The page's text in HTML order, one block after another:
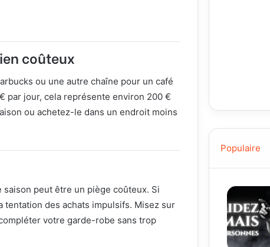
coûteux
ou une autre chaîne pour un café
par jour, cela représente environ 200 €
ou achetez-le dans un endroit moins
peut être un piège coûteux. Si
tentation des achats impulsifs. Misez sur
votre garde-robe sans trop
Populaire